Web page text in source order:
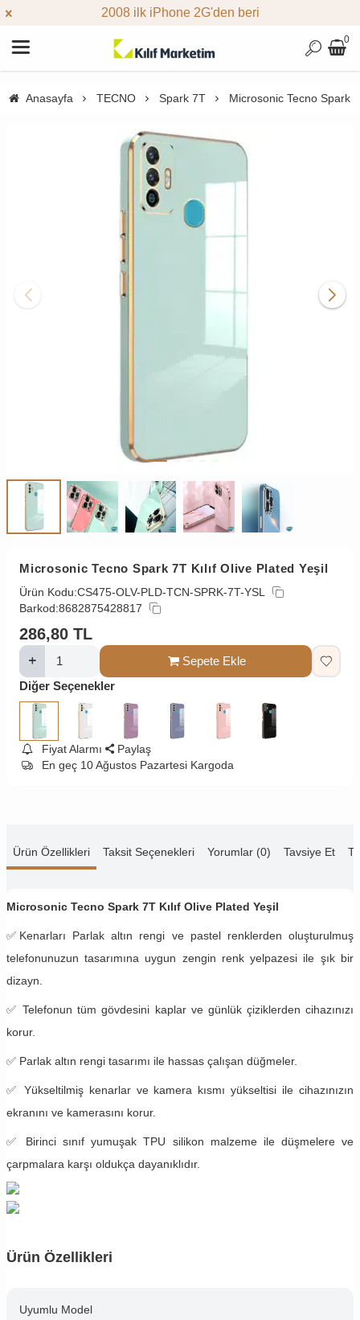
2008 ilk iPhone 2G'den beri
0
Anasayfa TECNO Spark 7T Microsonic Tecno Spark
Microsonic Tecno Spark 7T Kılıf Olive Plated Yeşil
Ürün Kodu:CS475-OLV-PLD-TCN-SPRK-7T-YSL
Barkod:8682875428817
286,80 TL
Sepete Ekle
Diğer Seçenekler
Fiyat Alarmı
Paylaş
En geç 10 Ağustos Pazartesi Kargoda
Ürün Özellikleri Taksit Seçenekleri Yorumlar (0) Tavsiye Et
Microsonic Tecno Spark 7T Kılıf Olive Plated Yeşil
✅ Kenarları Parlak altın rengi ve pastel renklerden oluşturulmuş
telefonunuzun tasarımına uygun zengin renk yelpazesi ile şık bir
dizayn.
✅Telefonun tüm gövdesini kaplar ve günlük çiziklerden cihazınızı
korur.
✅ Parlak altın rengi tasarımı ile hassas çalışan düğmeler.
✅ Yükseltilmiş kenarlar ve kamera kısmı yükseltisi ile cihazınızın
ekranını ve kamerasını korur.
✅ Birinci sınıf yumuşak TPU silikon malzeme ile düşmelere ve
çarpmalara karşı oldukça dayanıklıdır.
Ürün Özellikleri
Uyumlu Model